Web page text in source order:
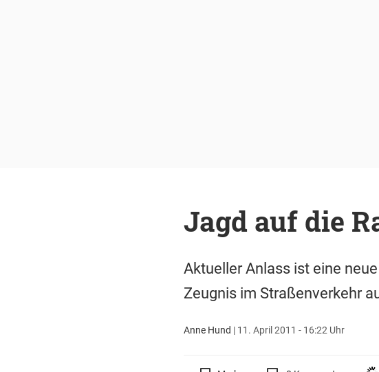
Jagd auf die
Aktueller Anlass ist eine
Zeugnis im Straßenverkehr
Anne Hund | 11. April 2011 - 16:22 Uhr